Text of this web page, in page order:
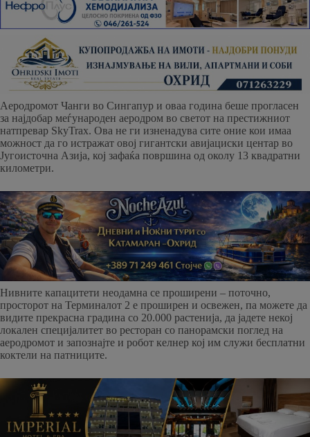
Аеродромот Чанги во Сингапур и оваа година беше прогласен
за најдобар меѓународен аеродром во светот на престижниот
натпревар SkyTrax. Ова не ги изненадува сите оние кои имаа
можност да го истражат овој гигантски авијациски центар во
Југоисточна Азија, кој зафаќа површина од околу 13 квадратни
километри.
Нивните капацитети неодамна се проширени – поточно,
просторот на Терминалот 2 е проширен и освежен, па можете да
видите прекрасна градина со 20.000 растенија, да јадете некој
локален специјалитет во ресторан со панорамски поглед на
аеродромот и запознајте и робот келнер кој им служи бесплатни
коктели на патниците.